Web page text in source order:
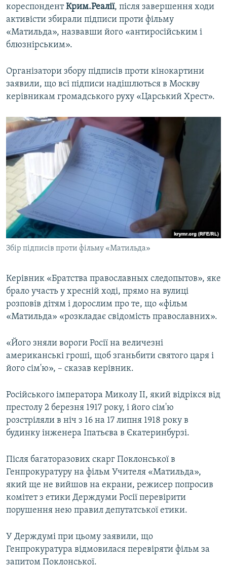
кореспондентКрим.Реалії, після завершення ходи
активісти збирали підписи проти фільму
«Матильда», назвавши його «антиросійським і
блюзнірським».
Організатори збору підписів проти кінокартини
заявили, що всі підписи надішлються в Москву
керівникам громадського руху «Царський Хрест».
Збір підписів проти фільму «Матильда»
Керівник «Братства православных следопытов», яке
брало участь у хресній ході, прямо на вулиці
розповів дітям і дорослим про те, що «фільм
«Матильда» «розкладає свідомість православних».
«Його зняли вороги Росії на величезні
американські гроші, щоб зганьбити святого царя і
його сім'ю», – сказав керівник.
Російського імператора Миколу II, який відрікся від
престолу 2 березня 1917 року, і його сім'ю
розстріляли в ніч з 16 на 17 липня 1918 року в
будинку інженера Іпатьєва в Єкатеринбурзі.
Після багаторазових скарг Поклонської в
Генпрокуратуру на фільм Учителя «Матильда»,
який ще не вийшов на екрани, режисер попросив
комітет з етики Держдуми Росії перевірити
порушення нею правил депутатської етики.
У Держдумі при цьому заявили, що
Генпрокуратура відмовилася перевіряти фільм за
запитом Поклонської.